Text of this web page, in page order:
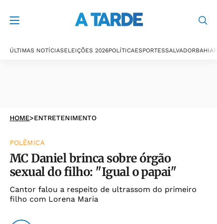
ÚLTIMAS NOTÍCIASELEIÇÕES 2026POLÍTICAESPORTESSALVADORBAHIA
HOME>ENTRETENIMENTO
POLÊMICA
MC Daniel brinca sobre órgão
sexual do filho: "Igual o papai"
Cantor falou a respeito de ultrassom do primeiro
filho com Lorena Maria